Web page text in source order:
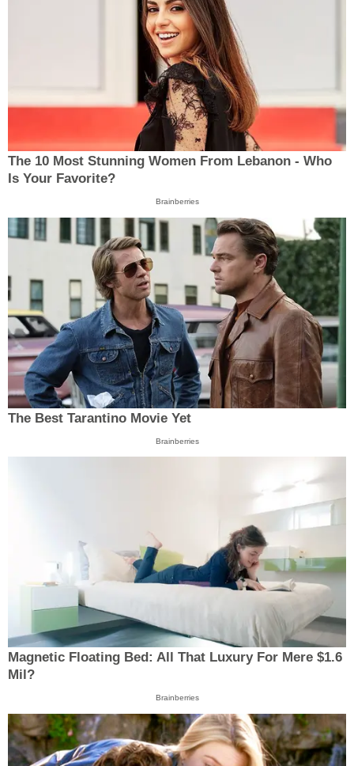
The 10 Most Stunning Women From Lebanon - Who
Is Your Favorite?
Brainberries
The Best Tarantino Movie Yet
Brainberries
Magnetic Floating Bed: All That Luxury For Mere $1.6
Mil?
Brainberries